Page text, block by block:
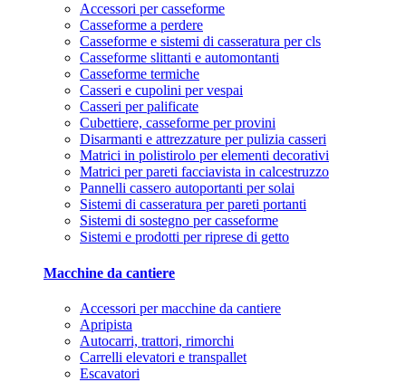
Accessori per casseforme
Casseforme a perdere
Casseforme e sistemi di casseratura per cls
Casseforme slittanti e automontanti
Casseforme termiche
Casseri e cupolini per vespai
Casseri per palificate
Cubettiere, casseforme per provini
Disarmanti e attrezzature per pulizia casseri
Matrici in polistirolo per elementi decorativi
Matrici per pareti facciavista in calcestruzzo
Pannelli cassero autoportanti per solai
Sistemi di casseratura per pareti portanti
Sistemi di sostegno per casseforme
Sistemi e prodotti per riprese di getto
Macchine da cantiere
Accessori per macchine da cantiere
Apripista
Autocarri, trattori, rimorchi
Carrelli elevatori e transpallet
Escavatori